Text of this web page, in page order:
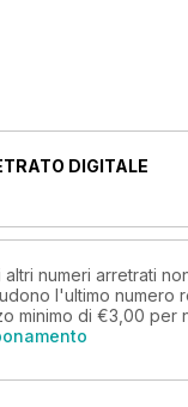
to underpin a range
diesel guise.
guide is all about
in our unique and
find anywhere
Hyundai Kona
DIGITALE
numeri arretrati
l'ultimo
minimo di €3,00 per